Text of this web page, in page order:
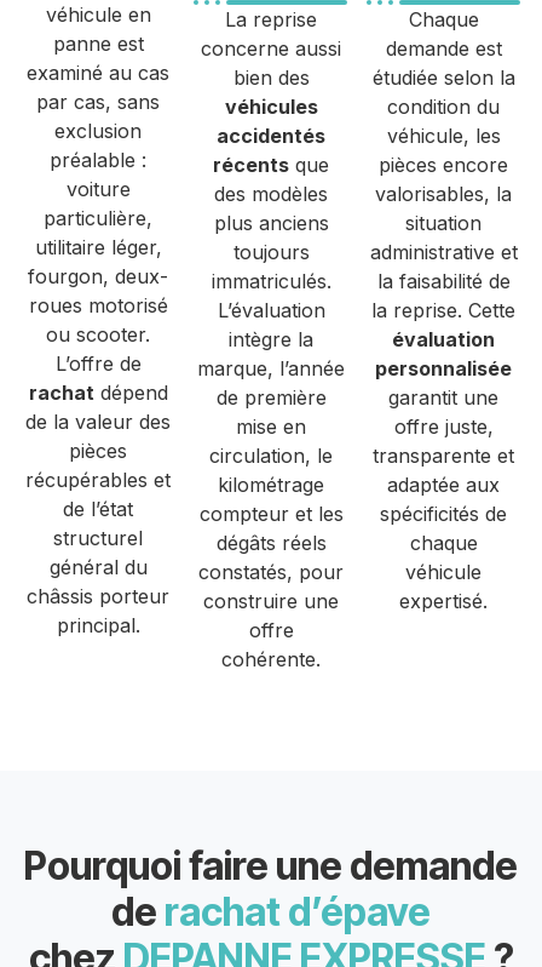
véhicule en
panne est
examiné au cas
par cas, sans
exclusion
préalable :
voiture
particulière,
utilitaire léger,
fourgon, deux-
roues motorisé
ou scooter.
L’offre de
rachat dépend
de la valeur des
pièces
récupérables et
de l’état
structurel
général du
châssis porteur
principal.
La reprise
concerne aussi
bien des
véhicules
accidentés
récents que
des modèles
plus anciens
toujours
immatriculés.
L’évaluation
intègre la
marque, l’année
de première
mise en
circulation, le
kilométrage
compteur et les
dégâts réels
constatés, pour
construire une
offre
cohérente.
Chaque
demande est
étudiée selon la
condition du
véhicule, les
pièces encore
valorisables, la
situation
administrative et
la faisabilité de
la reprise. Cette
évaluation
personnalisée
garantit une
offre juste,
transparente et
adaptée aux
spécificités de
chaque
véhicule
expertisé.
Pourquoi faire une demande
de rachat d’épave